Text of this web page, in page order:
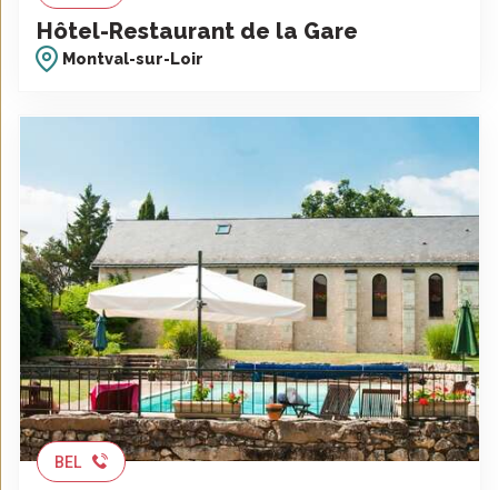
Hôtel-Restaurant de la Gare
Montval-sur-Loir
BEL